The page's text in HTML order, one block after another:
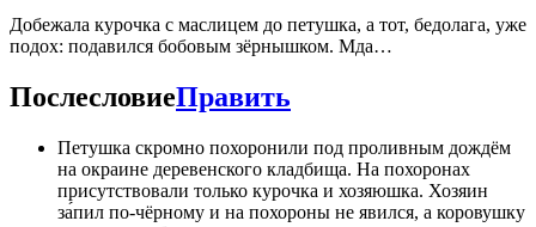
Добежала курочка с маслицем до петушка, а тот, бедолага, уже
подох: подавился бобовым зёрнышком. Мда…
ПослесловиеПравить
Петушка скромно похоронили под проливным дождём
на окраине деревенского кладбища. На похоронах
присутствовали только курочка и хозяюшка. Хозяин
за́пил по-чёрному и на похороны не явился, а коровушку